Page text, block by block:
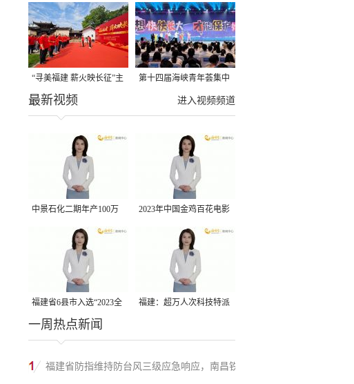
晒秋，福建人这样过才够
味→
“寻美福建 薪火映长征”主
题活动在龙岩长汀启动
第十四届海峡青年荟集中
阶段活动在福州举行
进入视频频道
最新视频
中景石化二期年产100万
吨丙烷脱氢项目建成中交
2023年中国金鸡百花电影
节有福电影巡展31日启动
福建省6县市入选“2023全
国县域发展潜力百强县”
福建：超万人次科技特派
一周热点新闻
福建省防指维持防台风三级应急响应，南昌铁